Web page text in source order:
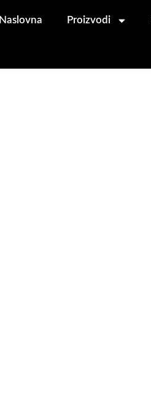
Naslovna Proizvodi